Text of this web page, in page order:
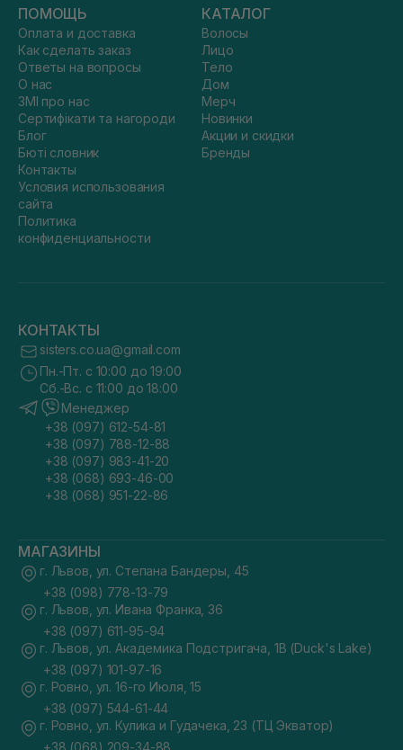
ПОМОЩЬ
Оплата и доставка
Как сделать заказ
Ответы на вопросы
О нас
ЗМІ про нас
Сертифікати та нагороди
Блог
Бюті словник
Контакты
Условия использования
сайта
Политика
конфиденциальности
КАТАЛОГ
Волосы
Лицо
Тело
Дом
Мерч
Новинки
Акции и скидки
Бренды
КОНТАКТЫ
sisters.co.ua@gmail.com
Пн.-Пт. с 10:00 до 19:00
Сб.-Вс. с 11:00 до 18:00
Менеджер
+38 (097) 612-54-81
+38 (097) 788-12-88
+38 (097) 983-41-20
+38 (068) 693-46-00
+38 (068) 951-22-86
МАГАЗИНЫ
г. Львов, ул. Степана Бандеры, 45
+38 (098) 778-13-79
г. Львов, ул. Ивана Франка, 36
+38 (097) 611-95-94
г. Львов, ул. Академика Подстригача, 1В (Duck's Lake)
+38 (097) 101-97-16
г. Ровно, ул. 16-го Июля, 15
+38 (097) 544-61-44
г. Ровно, ул. Кулика и Гудачека, 23 (ТЦ Экватор)
+38 (068) 209-34-88